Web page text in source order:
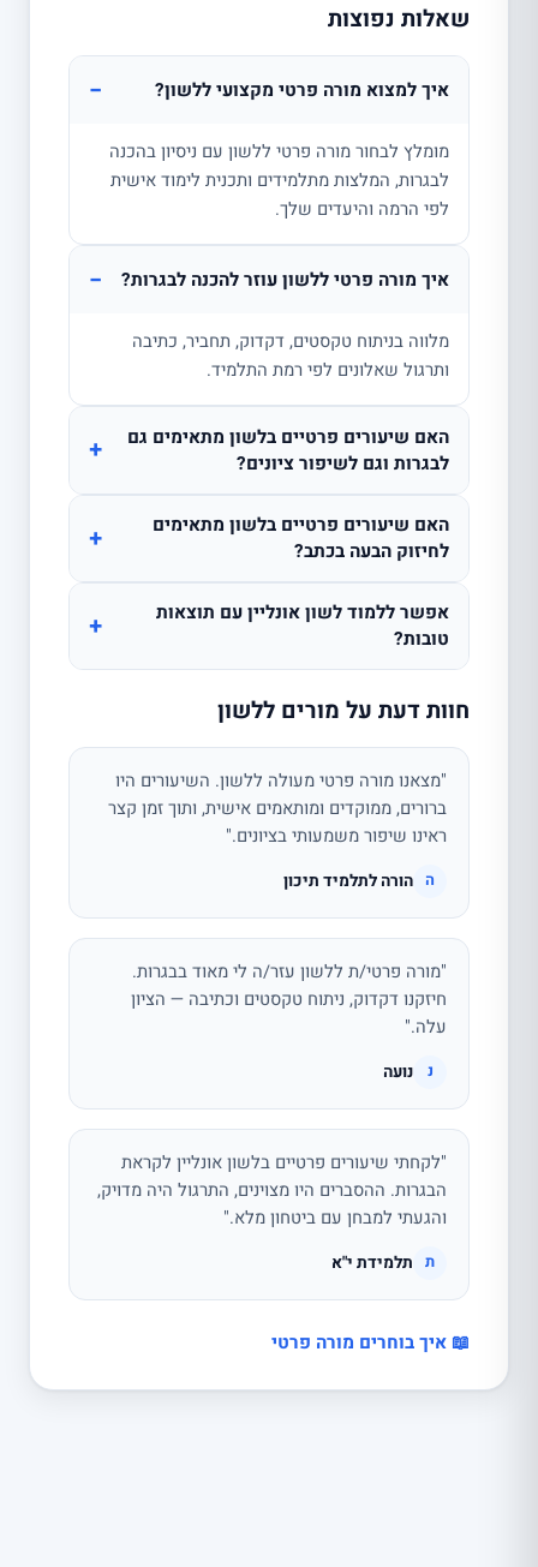
שאלות נפוצות
איך למצוא מורה פרטי מקצועי ללשון? −
מומלץ לבחור מורה פרטי ללשון עם ניסיון בהכנה
לבגרות, המלצות מתלמידים ותכנית לימוד אישית
לפי הרמה והיעדים שלך.
איך מורה פרטי ללשון עוזר להכנה לבגרות? −
מלווה בניתוח טקסטים, דקדוק, תחביר, כתיבה
ותרגול שאלונים לפי רמת התלמיד.
האם שיעורים פרטיים בלשון מתאימים גם
לבגרות וגם לשיפור ציונים?
+
האם שיעורים פרטיים בלשון מתאימים
לחיזוק הבעה בכתב?
+
אפשר ללמוד לשון אונליין עם תוצאות
טובות?
+
חוות דעת על מורים ללשון
"מצאנו מורה פרטי מעולה ללשון. השיעורים היו
ברורים, ממוקדים ומותאמים אישית, ותוך זמן קצר
ראינו שיפור משמעותי בציונים."
ה הורה לתלמיד תיכון
"מורה פרטי/ת ללשון עזר/ה לי מאוד בבגרות.
חיזקנו דקדוק, ניתוח טקסטים וכתיבה — הציון
עלה."
נ נועה
"לקחתי שיעורים פרטיים בלשון אונליין לקראת
הבגרות. ההסברים היו מצוינים, התרגול היה מדויק,
והגעתי למבחן עם ביטחון מלא."
ת תלמידת י"א
📖 איך בוחרים מורה פרטי